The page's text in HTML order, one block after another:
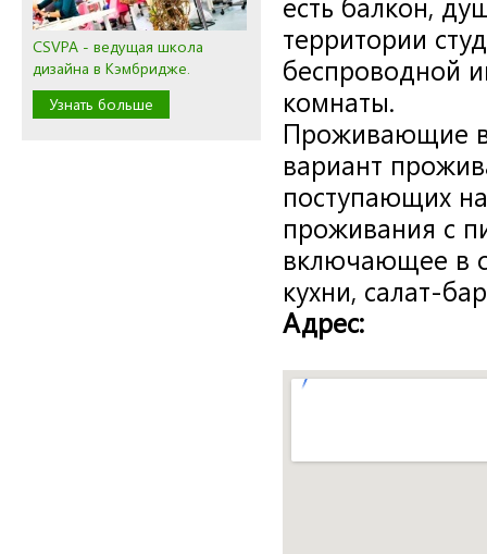
CSVPA - ведущая школа
дизайна в Кэмбридже.
Узнать больше
территории
беспроводной
комнаты.
Проживающие в
вариант
поступающих
проживания с
включающее в
кухни, салат-
Адрес: